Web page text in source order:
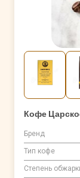
Кофе
Бренд
Тип кофе
Степень